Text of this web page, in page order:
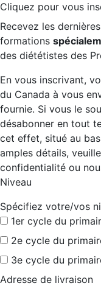
Cliquez pour vous
Recevez les
formations
des diététistes des
En vous inscrivant,
du Canada à vous
fournie. Si vous le
désabonner en tout
cet effet, situé au
amples détails,
confidentialité ou
Niveau
Spécifiez votre/vos
1er cycle du
2e cycle du
3e cycle du
Adresse de livraison